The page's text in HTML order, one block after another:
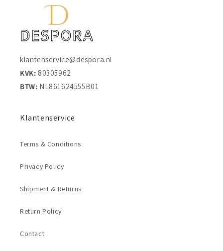
klantenservice@despora.nl
KVK: 80305962
BTW: NL861624555B01
Klantenservice
Terms & Conditions
Privacy Policy
Shipment & Returns
Return Policy
Contact